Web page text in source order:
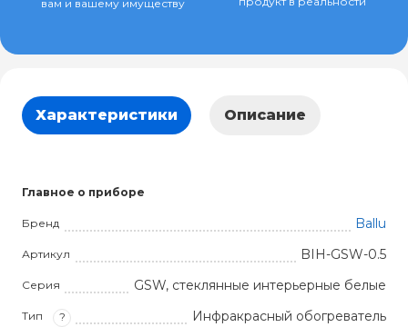
вам и вашему имуществу
Характеристики Описание
Главное о приборе
Бренд Ballu
Артикул BIH-GSW-0.5
Серия GSW, стеклянные интерьерные белые
Тип ? Инфракрасный обогреватель